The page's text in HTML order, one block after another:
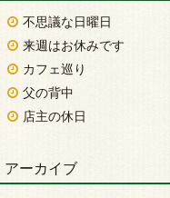
不思議な日曜日
来週はお休みです
カフェ巡り
父の背中
店主の休日
アーカイブ